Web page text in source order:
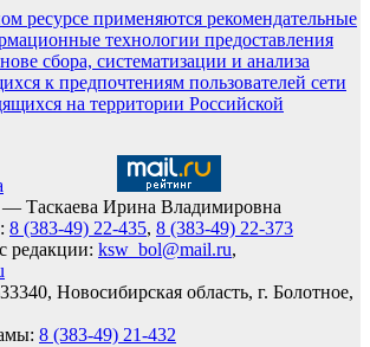
ресурсе применяются рекомендательные
технологии предоставления
сбора, систематизации и анализа
к предпочтениям пользователей сети
на территории Российской
— Таскаева Ирина Владимировна
8 (383-49) 22-435, 8 (383-49) 22-373
редакции: ksw_bol@mail.ru,
Новосибирская область, г. Болотное,
8 (383-49) 21-432